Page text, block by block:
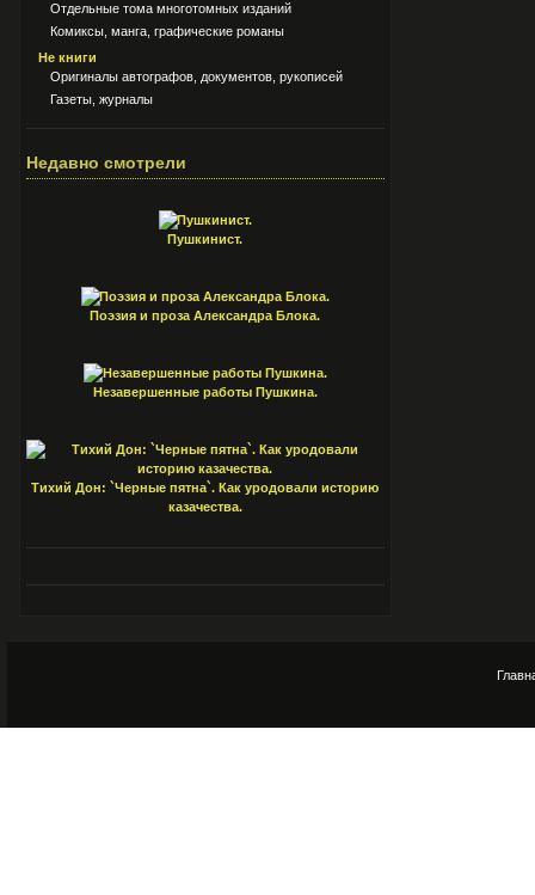
Отдельные тома многотомных изданий
Комиксы, манга, графические романы
Не книги
Оригиналы автографов, документов, рукописей
Газеты, журналы
Недавно смотрели
Пушкинист.
Поэзия и проза Александра Блока.
Незавершенные работы Пушкина.
Тихий Дон: `Черные пятна`. Как уродовали историю
казачества.